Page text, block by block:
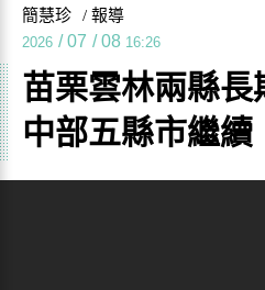
簡慧珍 / 報導
2026 / 07 / 08 16:26
苗栗雲林兩縣長
中部五縣市繼續